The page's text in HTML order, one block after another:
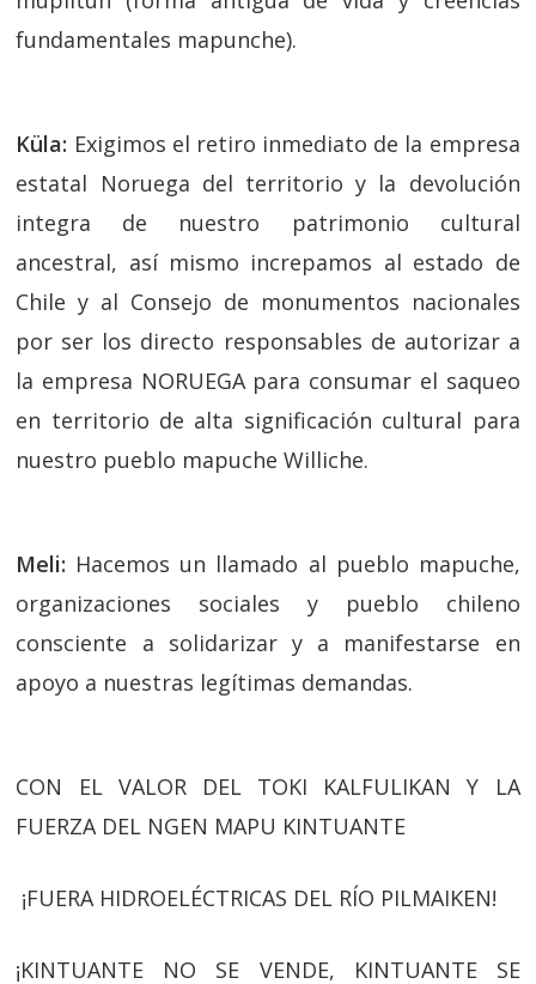
fundamentales mapunche).
Küla: Exigimos el retiro inmediato de la empresa
estatal Noruega del territorio y la devolución
integra de nuestro patrimonio cultural
ancestral, así mismo increpamos al estado de
Chile y al Consejo de monumentos nacionales
por ser los directo responsables de autorizar a
la empresa NORUEGA para consumar el saqueo
en territorio de alta significación cultural para
nuestro pueblo mapuche Williche.
Meli: Hacemos un llamado al pueblo mapuche,
organizaciones sociales y pueblo chileno
consciente a solidarizar y a manifestarse en
apoyo a nuestras legítimas demandas.
CON EL VALOR DEL TOKI KALFULIKAN Y LA
FUERZA DEL NGEN MAPU KINTUANTE
¡FUERA HIDROELÉCTRICAS DEL RÍO PILMAIKEN!
¡KINTUANTE NO SE VENDE, KINTUANTE SE